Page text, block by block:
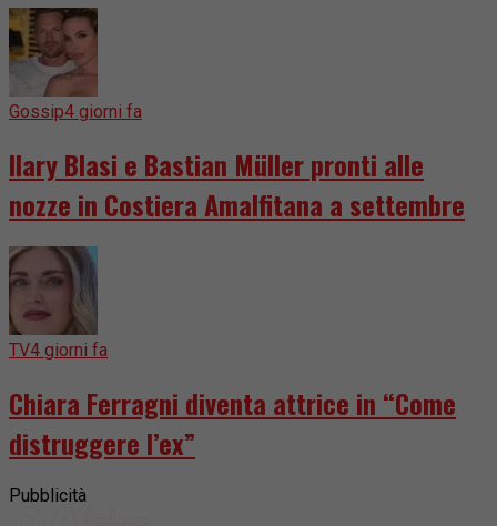
Gossip4 giorni fa
Ilary Blasi e Bastian Müller pronti alle
nozze in Costiera Amalfitana a settembre
TV4 giorni fa
Chiara Ferragni diventa attrice in “Come
distruggere l’ex”
Pubblicità